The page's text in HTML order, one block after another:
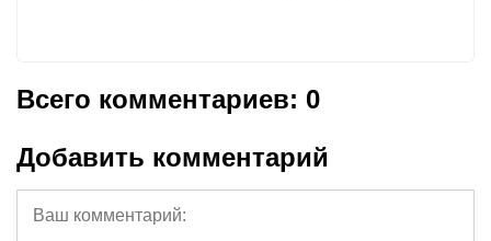
Всего комментариев: 0
Добавить комментарий